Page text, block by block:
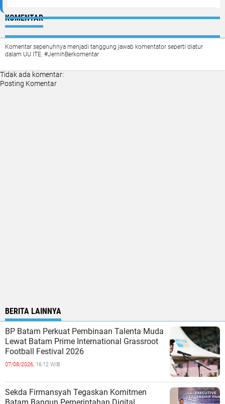
KOMENTAR
Komentar sepenuhnya menjadi tanggung jawab komentator seperti diatur
dalam UU ITE. #JernihBerkomentar
Tidak ada komentar:
Posting Komentar
BERITA LAINNYA
BP Batam Perkuat Pembinaan Talenta Muda
Lewat Batam Prime International Grassroot
Football Festival 2026
07/08/2026, 16:12 WIB
Sekda Firmansyah Tegaskan Komitmen